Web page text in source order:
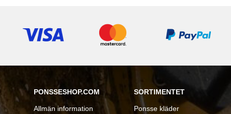
PONSSESHOP.COM
Allmän information
SORTIMENTET
Ponsse kläder